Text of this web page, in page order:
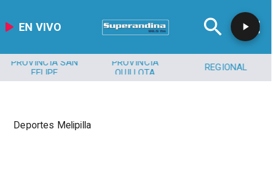
EN VIVO
PROVINCIA SAN
FELIPE
PROVINCIA
QUILLOTA
REGIONAL
Deportes Melipilla